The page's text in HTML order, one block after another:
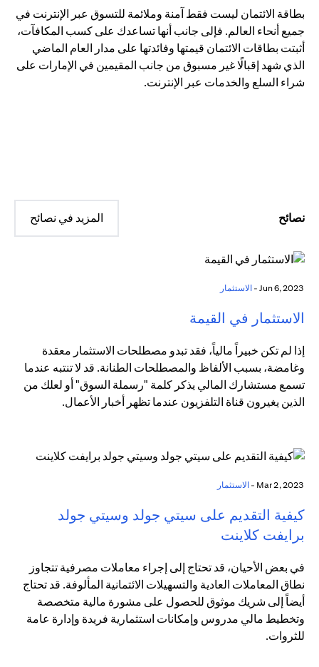
بطاقة الائتمان ليست فقط آمنة وملائمة للتسوق عبر الإنترنت في
جميع أنحاء العالم. فإلى جانب أنها تساعدك على كسب المكافآت،
أثبتت بطاقات الائتمان قيمتها وفائدتها على مدار العام الماضي
الذي شهد إقبالًا غير مسبوق من جانب المقيمين في الإمارات على
شراء السلع والخدمات عبر الإنترنت.
نصائح المزيد في نصائح
الاستثمار
الاستثمار في القيمة
إذا لم تكن خبيراً مالياً، فقد تبدو مصطلحات الاستثمار معقدة
وغامضة، بسبب الألفاظ والمصطلحات الطنانة. قد لا تنتبه عندما
تسمع مستشارك المالي يذكر كلمة "رسملة السوق" أو لعلك من
الذين يغيرون قناة التلفزيون عندما تظهر أخبار الأعمال.
الاستثمار
كيفية التقديم على سيتي جولد وسيتي جولد
برايفت كلاينت
في بعض الأحيان، قد تحتاج إلى إجراء معاملات مصرفية تتجاوز
نطاق المعاملات العادية والتسهيلات الائتمانية المألوفة. قد تحتاج
أيضاً إلى شريك موثوق للحصول على مشورة مالية متخصصة
وتخطيط مالي مدروس وإمكانات استثمارية فريدة وإدارة عامة
للثروات.